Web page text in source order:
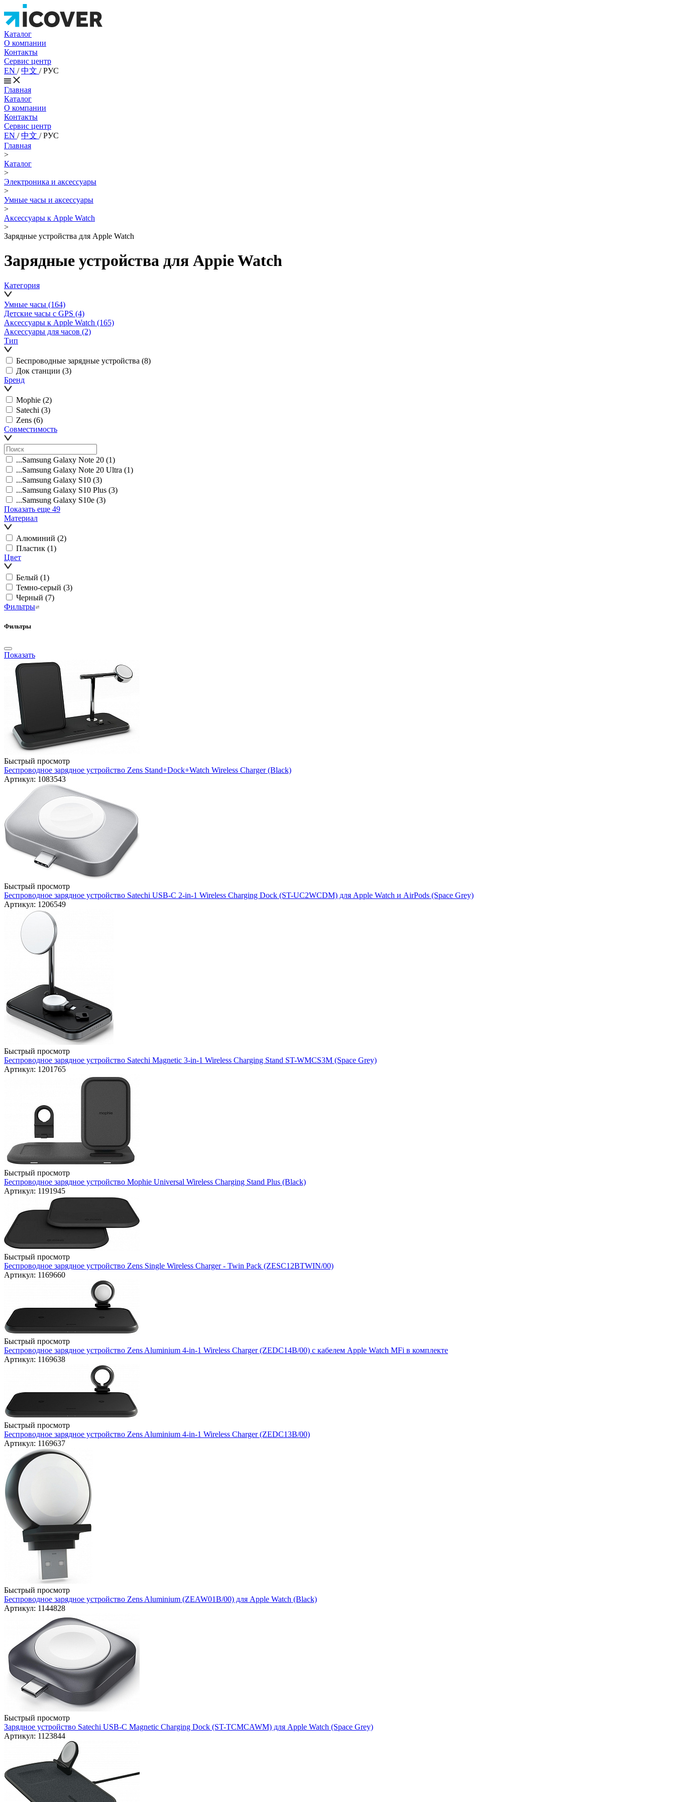
Каталог
О компании
Контакты
Сервис центр
EN /中文 /РУС
Главная
Каталог
О компании
Контакты
Сервис центр
EN /中文 /РУС
Главная
>
Каталог
>
Электроника и аксессуары
>
Умные часы и аксессуары
>
Аксессуары к Apple Watch
>
Зарядные устройства для Apple Watch
Зарядные устройства для Appie Watch
Категория
Умные часы (164)
Детские часы с GPS (4)
Аксессуары к Apple Watch (165)
Аксессуары для часов (2)
Тип
Беспроводные зарядные устройства (8)
Док станции (3)
Бренд
Mophie (2)
Satechi (3)
Zens (6)
Совместимость
...Samsung Galaxy Note 20 (1)
...Samsung Galaxy Note 20 Ultra (1)
...Samsung Galaxy S10 (3)
...Samsung Galaxy S10 Plus (3)
...Samsung Galaxy S10e (3)
Показать еще 49
Материал
Алюминий (2)
Пластик (1)
Цвет
Белый (1)
Темно-серый (3)
Черный (7)
Фильтры
Фильтры
Показать
Быстрый просмотр
Беспроводное зарядное устройство Zens Stand+Dock+Watch Wireless Charger (Black)
Артикул: 1083543
Быстрый просмотр
Беспроводное зарядное устройство Satechi USB-C 2-in-1 Wireless Charging Dock (ST-UC2WCDM) для Apple Watch и AirPods (Space Grey)
Артикул: 1206549
Быстрый просмотр
Беспроводное зарядное устройство Satechi Magnetic 3-in-1 Wireless Charging Stand ST-WMCS3M (Space Grey)
Артикул: 1201765
Быстрый просмотр
Беспроводное зарядное устройство Mophie Universal Wireless Charging Stand Plus (Black)
Артикул: 1191945
Быстрый просмотр
Беспроводное зарядное устройство Zens Single Wireless Charger - Twin Pack (ZESC12BTWIN/00)
Артикул: 1169660
Быстрый просмотр
Беспроводное зарядное устройство Zens Aluminium 4-in-1 Wireless Charger (ZEDC14B/00) с кабелем Apple Watch MFi в комплекте
Артикул: 1169638
Быстрый просмотр
Беспроводное зарядное устройство Zens Aluminium 4-in-1 Wireless Charger (ZEDC13B/00)
Артикул: 1169637
Быстрый просмотр
Беспроводное зарядное устройство Zens Aluminium (ZEAW01B/00) для Apple Watch (Black)
Артикул: 1144828
Быстрый просмотр
Зарядное устройство Satechi USB-C Magnetic Charging Dock (ST-TCMCAWM) для Apple Watch (Space Grey)
Артикул: 1123844